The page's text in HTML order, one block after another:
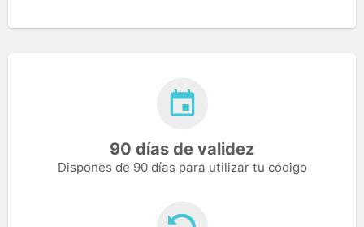
90 días de validez
Dispones de 90 días para utilizar tu código